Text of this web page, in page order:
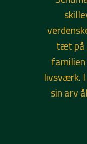
tæt på
livsværk.
sin arv